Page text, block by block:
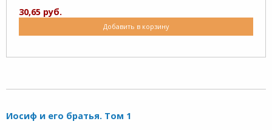
30,65 руб.
Добавить в корзину
Иосиф и его братья. Том 1